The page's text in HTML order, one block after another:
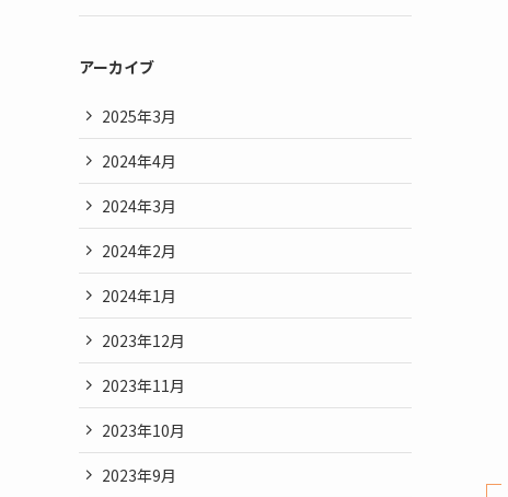
アーカイブ
2025年3月
2024年4月
2024年3月
2024年2月
2024年1月
2023年12月
2023年11月
2023年10月
2023年9月